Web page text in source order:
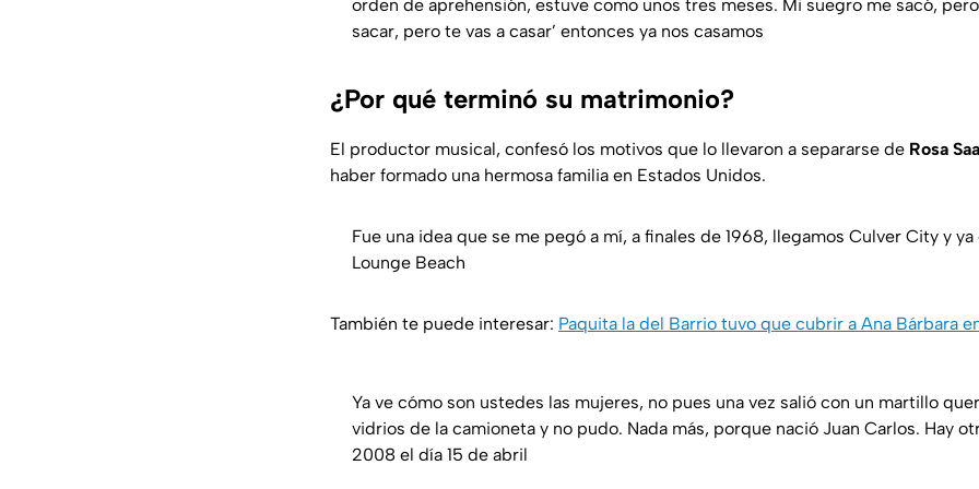
orden de aprehensión, estuve como unos tres meses. Mi suegro me sacó,
sacar, pero te vas a casar’ entonces ya nos casamos
¿Por qué terminó su matrimonio?
El productor musical, confesó los motivos que lo llevaron a separarse de Rosa
haber formado una hermosa familia en Estados Unidos.
Fue una idea que se me pegó a mí, a finales de 1968, llegamos Culver City y
Lounge Beach
También te puede interesar: Paquita la del Barrio tuvo que cubrir a Ana Bárbara
Ya ve cómo son ustedes las mujeres, no pues una vez salió con un martillo
vidrios de la camioneta y no pudo. Nada más, porque nació Juan Carlos. Hay
2008 el día 15 de abril